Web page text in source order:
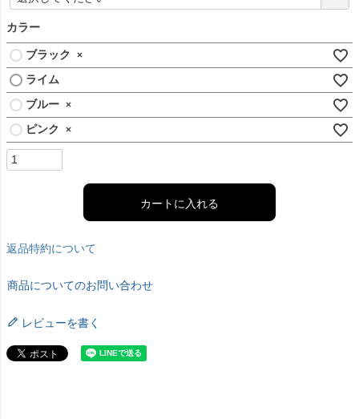
カラー
ブラック ×
ライム
ブルー ×
ピンク ×
カートに入れる
返品特約について
商品についてのお問い合わせ
レビューを書く